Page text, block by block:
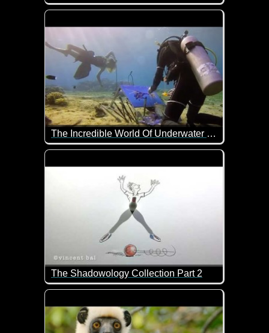
Hier siehst du im Zeitraffer, wie lange es dauert,
The Incredible World Of Underwater Painting
Hast du schon mal gesehen, das jemand
The Shadowology Collection Part 2
Wenn diese Schattenspiele nicht klasse gemacht